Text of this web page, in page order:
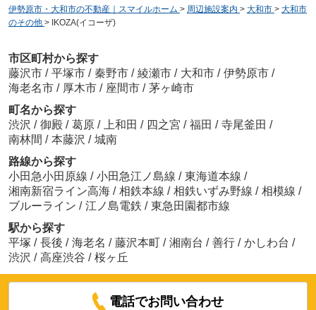
伊勢原市・大和市の不動産｜スマイルホーム > 周辺施設案内 > 大和市 > 大和市
のその他 > IKOZA(イコーザ)
市区町村から探す
藤沢市 / 平塚市 / 秦野市 / 綾瀬市 / 大和市 / 伊勢原市 /
海老名市 / 厚木市 / 座間市 / 茅ヶ崎市
町名から探す
渋沢 / 御殿 / 葛原 / 上和田 / 四之宮 / 福田 / 寺尾釜田 /
南林間 / 本藤沢 / 城南
路線から探す
小田急小田原線 / 小田急江ノ島線 / 東海道本線 /
湘南新宿ライン高海 / 相鉄本線 / 相鉄いずみ野線 / 相模線 /
ブルーライン / 江ノ島電鉄 / 東急田園都市線
駅から探す
平塚 / 長後 / 海老名 / 藤沢本町 / 湘南台 / 善行 / かしわ台 /
渋沢 / 高座渋谷 / 桜ヶ丘
電話でお問い合わせ